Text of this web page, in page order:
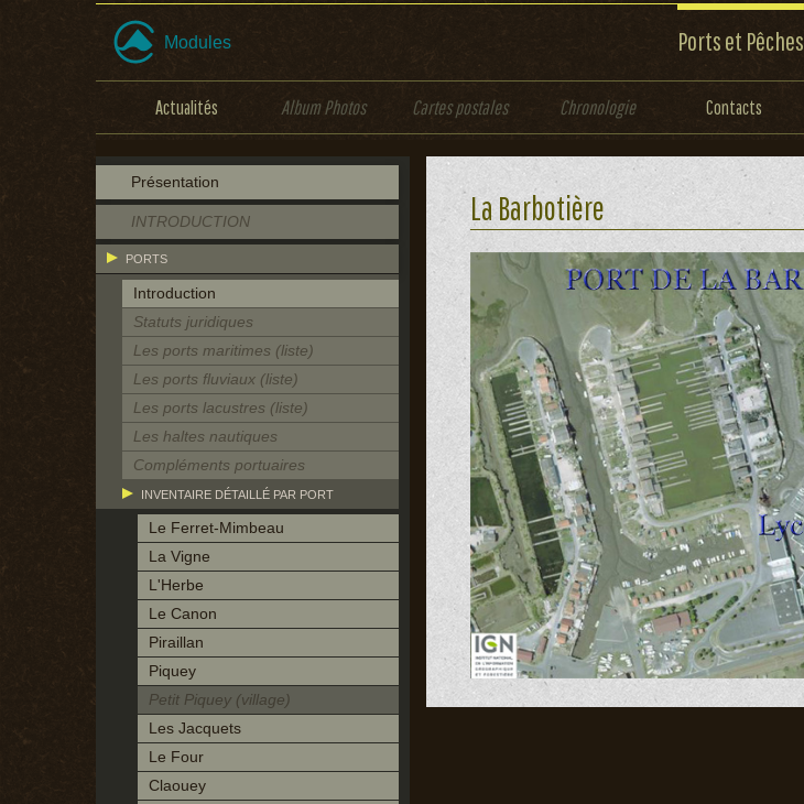
Modules Ports et Pêches
Actualités Album Photos Cartes postales Chronologie Contacts
Présentation
INTRODUCTION
PORTS
Introduction
Statuts juridiques
Les ports maritimes (liste)
Les ports fluviaux (liste)
Les ports lacustres (liste)
Les haltes nautiques
Compléments portuaires
INVENTAIRE DÉTAILLÉ PAR PORT
Le Ferret-Mimbeau
La Vigne
L'Herbe
Le Canon
Piraillan
Piquey
Petit Piquey (village)
Les Jacquets
Le Four
Claouey
La Barbotière